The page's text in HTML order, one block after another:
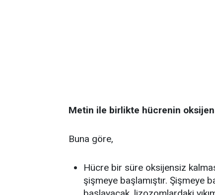
Metin ile birlikte hücrenin
Buna göre,
Hücre bir süre oksijensiz
şişmeye başlamıştır. Şişmeye